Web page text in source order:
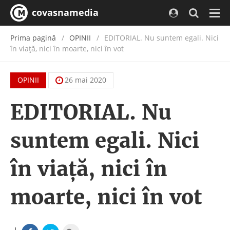
covasnamedia
Prima pagină OPINII
EDITORIAL. Nu suntem egali. Nici
în viaţă, nici în moarte, nici în vot
OPINII 26 mai 2020
EDITORIAL. Nu
suntem egali. Nici
în viaţă, nici în
moarte, nici în vot